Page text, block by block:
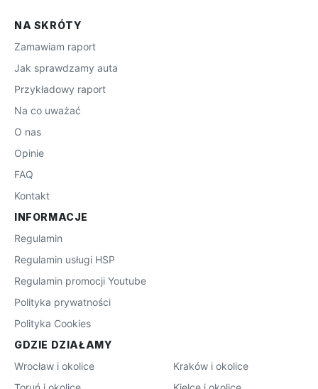
NA SKRÓTY
Zamawiam raport
Jak sprawdzamy auta
Przykładowy raport
Na co uważać
O nas
Opinie
FAQ
Kontakt
INFORMACJE
Regulamin
Regulamin usługi HSP
Regulamin promocji Youtube
Polityka prywatności
Polityka Cookies
GDZIE DZIAŁAMY
Wrocław i okolice
Kraków i okolice